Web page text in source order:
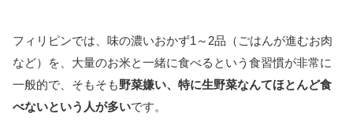
フィリピンでは、味の濃いおかず1～2品（ごはんが進むお肉
など）を、大量のお米と一緒に食べるという食習慣が非常に
一般的で、そもそも野菜嫌い、特に生野菜なんてほとんど食
べないという人が多いです。